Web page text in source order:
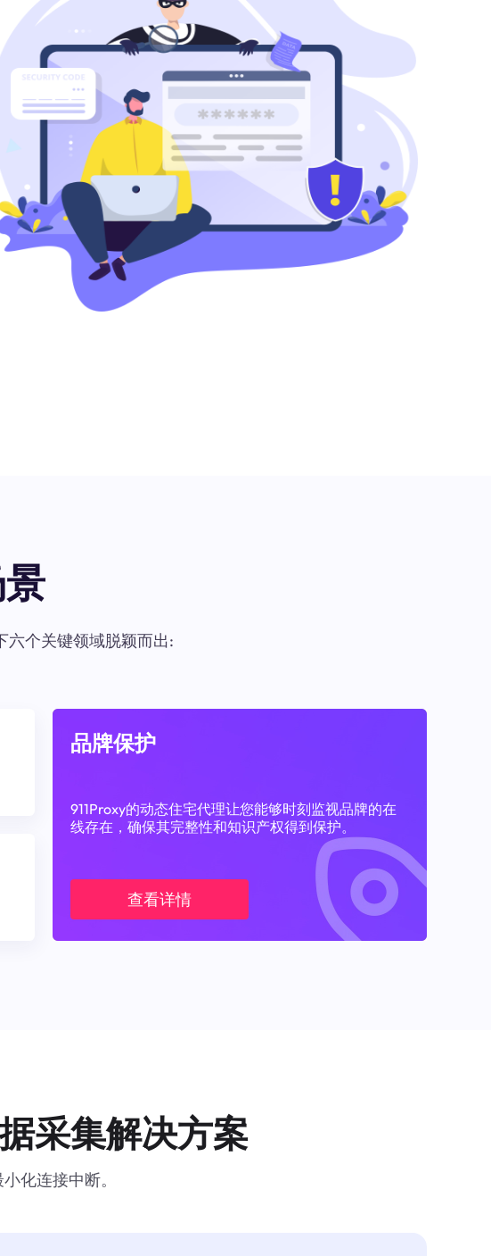
六个关键领域脱颖而出:
品牌保护
911Proxy的动态住宅代理让您能够时刻监视品牌的在
线存在，确保其完整性和知识产权得到保护。
查看详情
采集解决方案
化连接中断。